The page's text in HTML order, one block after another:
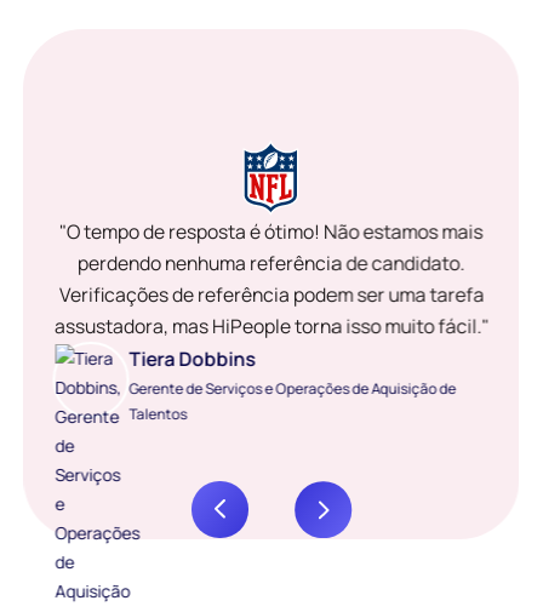
"O tempo de resposta é ótimo! Não estamos mais
perdendo nenhuma referência de candidato.
Verificações de referência podem ser uma tarefa
assustadora, mas HiPeople torna isso muito fácil."
Tiera Dobbins
Gerente de Serviços e Operações de Aquisição de
Talentos